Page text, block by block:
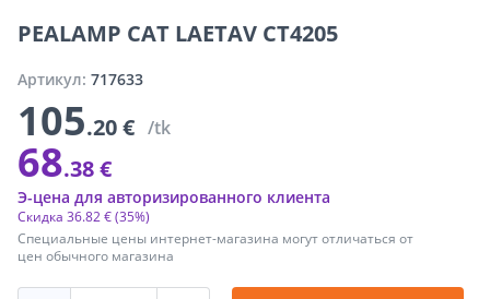
PEALAMP CAT LAETAV CT4205
Артикул: 717633
105.20 € /tk
68.38 €
Специальные цены интернет-магазина могут отличаться от
цен обычного магазина
Скидка 36.82 €(35%)
Э-цена для авторизированного клиента